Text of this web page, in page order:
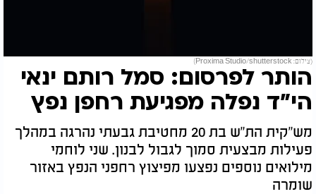
(צילום: Proxima Studio/shutterstock)
הותר לפרסום: סמל רותם ינאי
הי"ד נפלה מפגיעת רחפן נפץ
מש"קית הת"ש בת 20 מחטיבת גבעתי נהרגה במהלך
פעילות מבצעית סמוך לגבול לבנון. שני לוחמי
מילואים נוספים נפצעו מפיצוץ רחפני הנפץ באזור
שומרה